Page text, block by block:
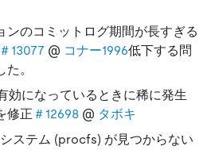
ンのコミットログ期間が長すぎる
＃13077 @ コナー1996低下する問
。
効になっているときに稀に発生
修正 ＃12698 @ タボキ
ステム (procfs) が見つからない